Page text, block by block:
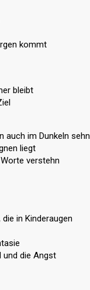
kommt
bleibt
auch im Dunkeln sehn
liegt
verstehn
in Kinderaugen
und die Angst